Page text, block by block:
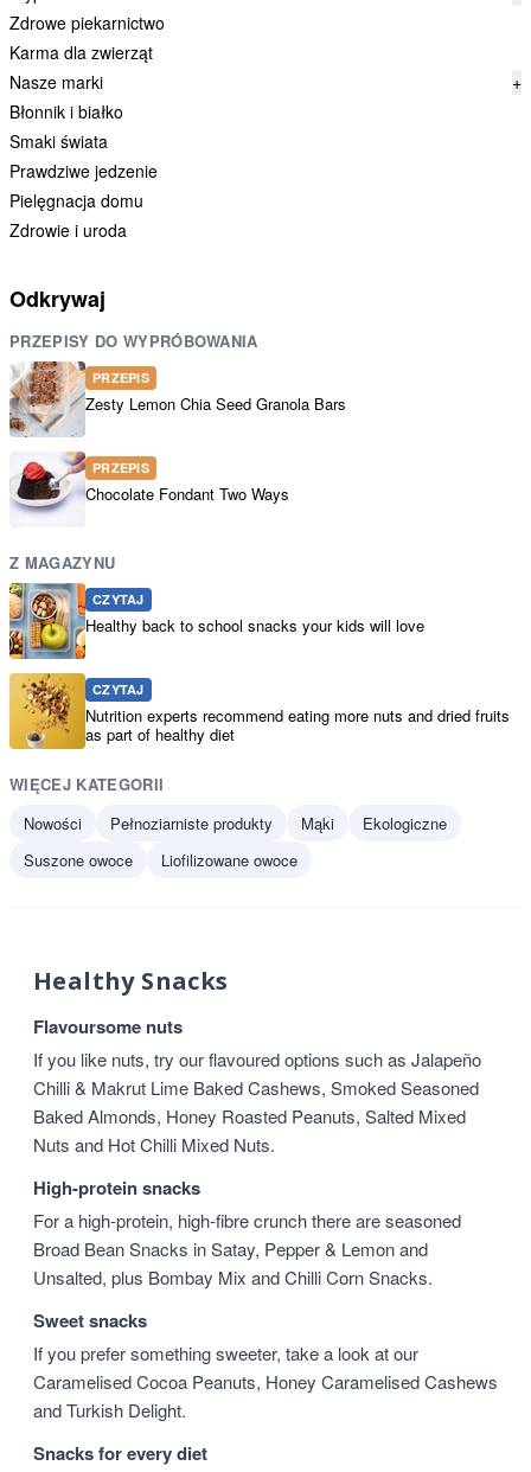
Zdrowe piekarnictwo
Karma dla zwierząt
Nasze marki
+
Błonnik i białko
Smaki świata
Prawdziwe jedzenie
Pielęgnacja domu
Zdrowie i uroda
Odkrywaj
PRZEPISY DO WYPRÓBOWANIA
PRZEPIS
Zesty Lemon Chia Seed Granola Bars
PRZEPIS
Chocolate Fondant Two Ways
Z MAGAZYNU
CZYTAJ
Healthy back to school snacks your kids will love
CZYTAJ
Nutrition experts recommend eating more nuts and dried fruits
as part of healthy diet
WIĘCEJ KATEGORII
Nowości
Pełnoziarniste produkty Mąki
Ekologiczne
Suszone owoce
Liofilizowane owoce
Healthy Snacks
Flavoursome nuts
If you like nuts, try our flavoured options such as Jalapeño
Chilli & Makrut Lime Baked Cashews, Smoked Seasoned
Baked Almonds, Honey Roasted Peanuts, Salted Mixed
Nuts and Hot Chilli Mixed Nuts.
High-protein snacks
For a high-protein, high-fibre crunch there are seasoned
Broad Bean Snacks in Satay, Pepper & Lemon and
Unsalted, plus Bombay Mix and Chilli Corn Snacks.
Sweet snacks
If you prefer something sweeter, take a look at our
Caramelised Cocoa Peanuts, Honey Caramelised Cashews
and Turkish Delight.
Snacks for every diet